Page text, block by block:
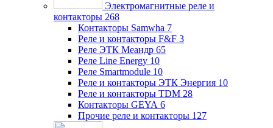
Электромагнитные реле и
контакторы 268
Контакторы Samwha 7
Реле и контакторы F&F 3
Реле ЭТК Меандр 65
Реле Line Energy 10
Реле Smartmodule 10
Реле и контакторы ЭТК Энергия 10
Реле и контакторы TDM 28
Контакторы GEYA 6
Прочие реле и контакторы 127